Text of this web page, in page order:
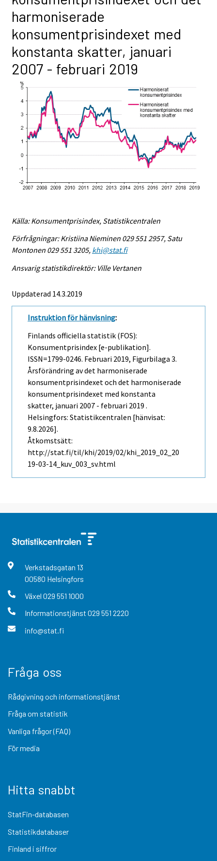
harmoniserade
konsumentprisindexet med
konstanta skatter, januari
2007 - februari 2019
Källa: Konsumentprisindex, Statistikcentralen
Förfrågningar: Kristiina Nieminen 029 551 2957, Satu
Montonen 029 551 3205, khi@stat.fi
Ansvarig statistikdirektör: Ville Vertanen
Uppdaterad 14.3.2019
Instruktion för hänvisning:
Finlands officiella statistik (FOS):
Konsumentprisindex [e-publikation].
ISSN=1799-0246. Februari 2019, Figurbilaga 3.
Årsförändring av det harmoniserade
konsumentprisindexet och det harmoniserade
konsumentprisindexet med konstanta
skatter, januari 2007 - februari 2019 .
Helsingfors: Statistikcentralen [hänvisat:
9.8.2026].
Åtkomstsätt:
http://stat.fi/til/khi/2019/02/khi_2019_02_20
19-03-14_kuv_003_sv.html
Verkstadsgatan 13
00580 Helsingfors
Växel 029 551 1000
Informationstjänst 029 551 2220
info@stat.fi
Fråga oss
Rådgivning och informationstjänst
Fråga om statistik
Vanliga frågor (FAQ)
För media
Hitta snabbt
StatFin-databasen
Statistikdatabaser
Finland i siffror